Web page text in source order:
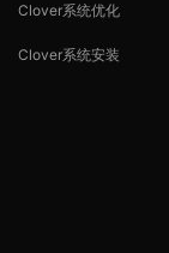
Clover系统优化
Clover系统安装